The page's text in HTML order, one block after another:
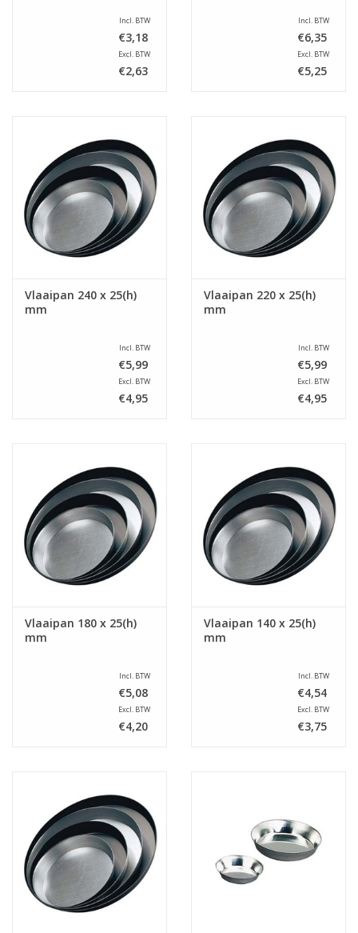
Incl. BTW
€3,18
Excl. BTW
€2,63
Incl. BTW
€6,35
Excl. BTW
€5,25
Vlaaipan 240 x 25(h)
mm
Incl. BTW
€5,99
Excl. BTW
€4,95
Vlaaipan 220 x 25(h)
mm
Incl. BTW
€5,99
Excl. BTW
€4,95
Vlaaipan 180 x 25(h)
mm
Incl. BTW
€5,08
Excl. BTW
€4,20
Vlaaipan 140 x 25(h)
mm
Incl. BTW
€4,54
Excl. BTW
€3,75